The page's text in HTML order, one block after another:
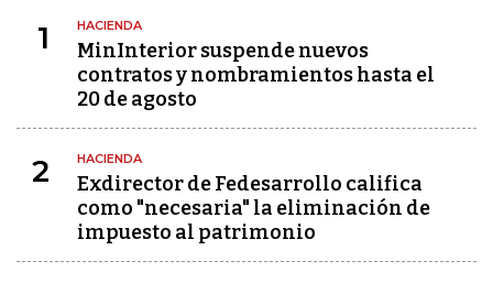
1 HACIENDA
MinInterior suspende nuevos
contratos y nombramientos hasta el
20 de agosto
2 HACIENDA
Exdirector de Fedesarrollo califica
como "necesaria" la eliminación de
impuesto al patrimonio